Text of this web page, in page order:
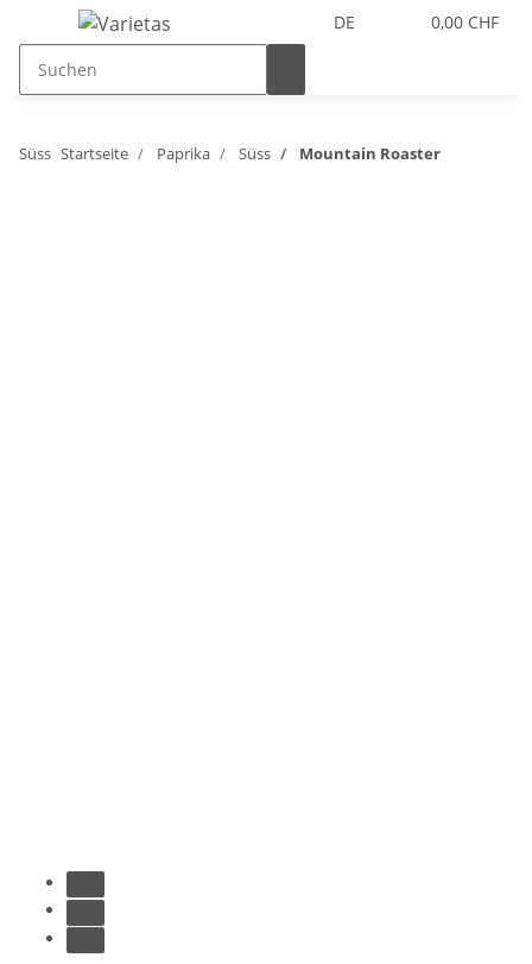
DE 0,00 CHF
Süss Startseite Paprika Süss Mountain Roaster